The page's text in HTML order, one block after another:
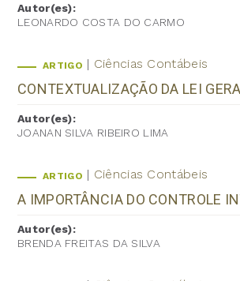
Autor(es):
LEONARDO COSTA DO CARMO
ARTIGO Ciências Contábeis
CONTEXTUALIZAÇÃO DA LEI
Autor(es):
JOANAN SILVA RIBEIRO LIMA
ARTIGO Ciências Contábeis
A IMPORTÂNCIA DO CONTROLE
Autor(es):
BRENDA FREITAS DA SILVA